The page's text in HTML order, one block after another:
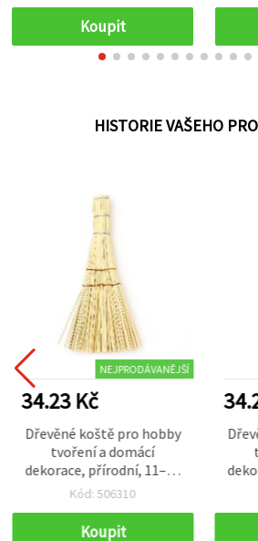
Koupit
HISTORIE VAŠEHO
NEJPRODÁVANĚJŠÍ
34.23 Kč
Dřevěné koště pro hobby
tvoření a domácí
dekorace, přírodní, 11–12
cm – 2 ks
Kód: 506310
Koupit